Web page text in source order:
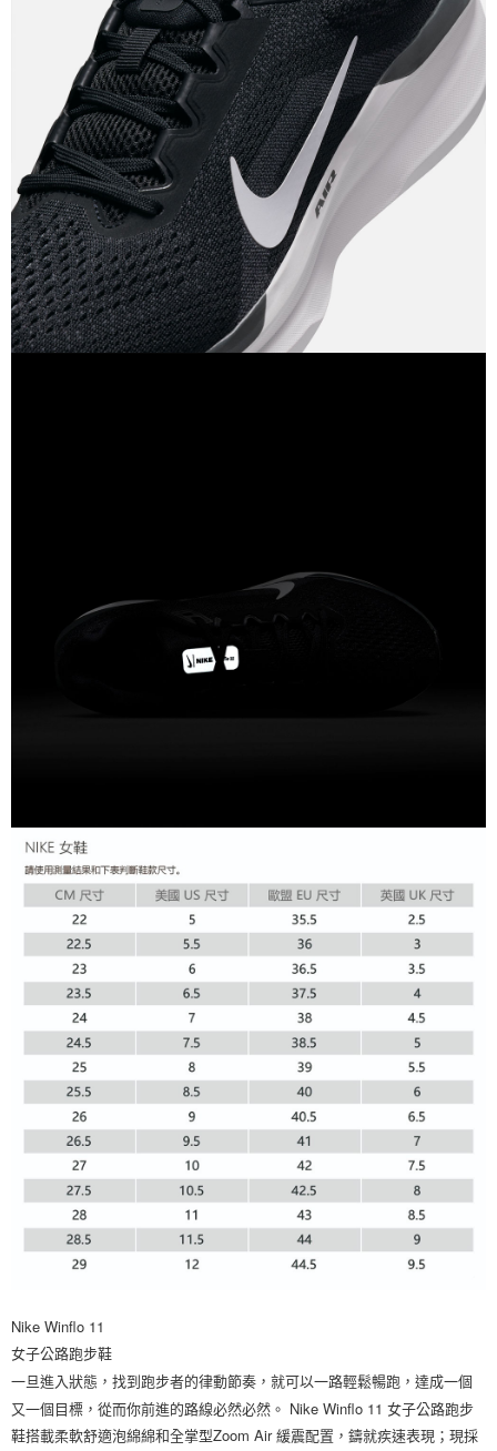
Nike Winflo 11
女子公路跑步鞋
一旦進入狀態，找到跑步者的律動節奏，就可以一路輕鬆暢跑，達成一個
又一個目標，從而你前進的路線必然必然。 Nike Winflo 11 女子公路跑步
鞋搭載柔軟舒適泡綿綿和全掌型Zoom Air 緩震配置，鑄就疾速表現；現採